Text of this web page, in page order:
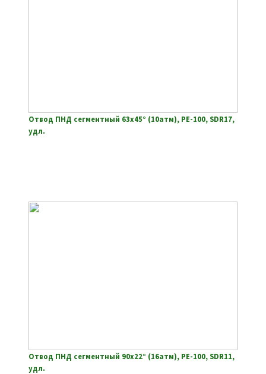
Отвод ПНД сегментный 63х45° (10атм), РЕ-100, SDR17,
удл.
Отвод ПНД сегментный 90х22° (16атм), РЕ-100, SDR11,
удл.